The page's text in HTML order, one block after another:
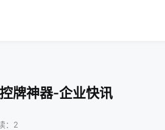
牌神器-企业快讯
：2